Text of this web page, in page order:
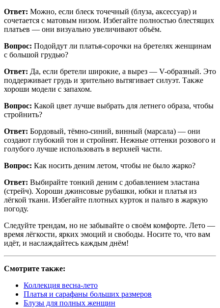
Ответ: Можно, если блеск точечный (блуза, аксессуар) и
сочетается с матовым низом. Избегайте полностью блестящих
платьев — они визуально увеличивают объём.
Вопрос: Подойдут ли платья-сорочки на бретелях женщинам
с большой грудью?
Ответ: Да, если бретели широкие, а вырез — V-образный. Это
поддерживает грудь и зрительно вытягивает силуэт. Также
хороши модели с запахом.
Вопрос: Какой цвет лучше выбрать для летнего образа, чтобы
стройнить?
Ответ: Бордовый, тёмно-синий, винный (марсала) — они
создают глубокий тон и стройнят. Нежные оттенки розового и
голубого лучше использовать в верхней части.
Вопрос: Как носить деним летом, чтобы не было жарко?
Ответ: Выбирайте тонкий деним с добавлением эластана
(стрейч). Хороши джинсовые рубашки, юбки и платья из
лёгкой ткани. Избегайте плотных курток и пальто в жаркую
погоду.
Следуйте трендам, но не забывайте о своём комфорте. Лето —
время лёгкости, ярких эмоций и свободы. Носите то, что вам
идёт, и наслаждайтесь каждым днём!
Смотрите также:
Коллекция весна-лето
Платья и сарафаны больших размеров
Блузы для полных женщин